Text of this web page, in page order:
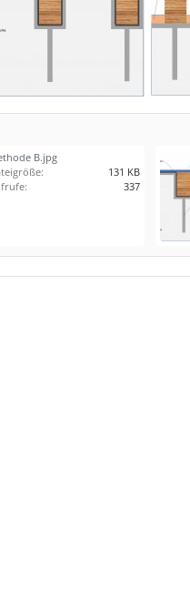
B.jpg
131 KB
337